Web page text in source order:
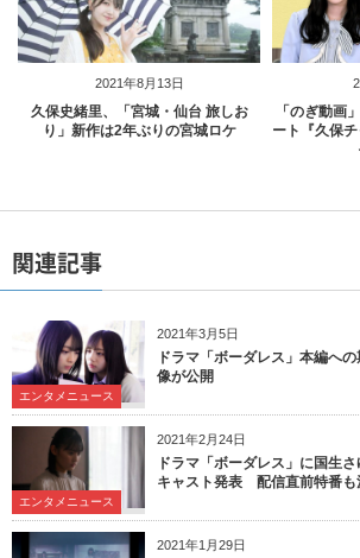
2021年8月13日
久保史緒里、「宮城・仙台 旅しお
り」新作は2年ぶりの宮城ロケ
「のぎ動画
ート『久保
関連記事
2021年3月5日
エンタメニュース
ドラマ「ボーダレス」本編へ
像が公開
2021年2月24日
エンタメニュース
ドラマ「ボーダレス」に国生
キャスト発表 配信直前特番も
2021年1月29日